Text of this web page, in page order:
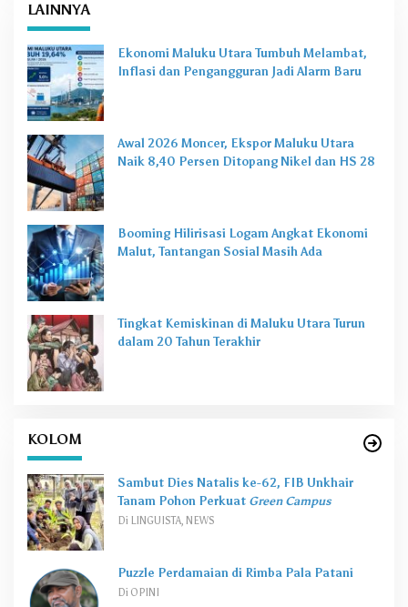
LAINNYA
Ekonomi Maluku Utara Tumbuh Melambat,
Inflasi dan Pengangguran Jadi Alarm Baru
Awal 2026 Moncer, Ekspor Maluku Utara
Naik 8,40 Persen Ditopang Nikel dan HS 28
Booming Hilirisasi Logam Angkat Ekonomi
Malut, Tantangan Sosial Masih Ada
Tingkat Kemiskinan di Maluku Utara Turun
dalam 20 Tahun Terakhir
KOLOM
Sambut Dies Natalis ke-62, FIB Unkhair
Tanam Pohon Perkuat Green Campus
Di LINGUISTA, NEWS
Puzzle Perdamaian di Rimba Pala Patani
Di OPINI